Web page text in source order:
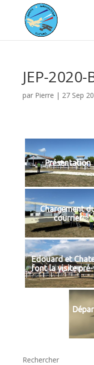
JEP-2020-
par Pierre | 27 Sep
Présentation
Chargement
courrier
Edouard et
font la visite
Rechercher